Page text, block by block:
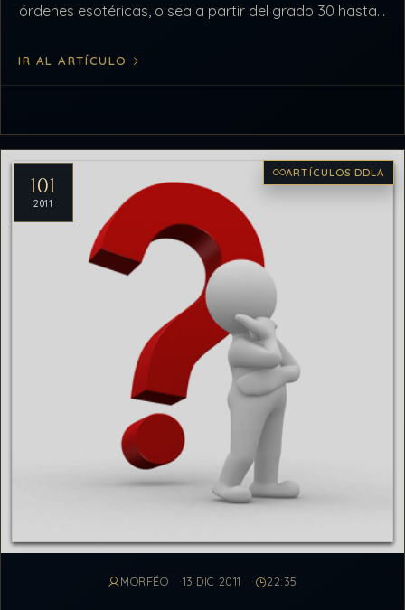
órdenes esotéricas, o sea a partir del grado 30 hasta
IR AL ARTÍCULO
101
2011
ARTÍCULOS DDLA
MORFÉO 13 DIC 2011 22:35